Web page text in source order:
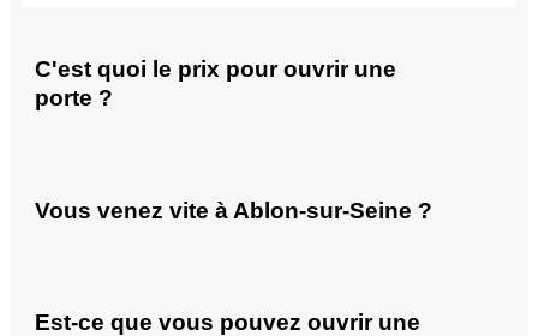
C'est quoi le prix pour ouvrir une
porte ?
Vous venez vite à Ablon-sur-Seine ?
Est-ce que vous pouvez ouvrir une